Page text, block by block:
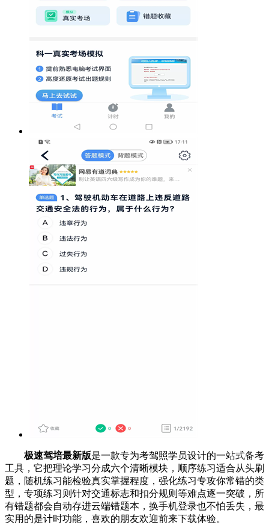
极速驾培最新版是一款专为考驾照学员设计的一站式备考
工具，它把理论学习分成六个清晰模块，顺序练习适合从头刷
题，随机练习能检验真实掌握程度，强化练习专攻你常错的类
型，专项练习则针对交通标志和扣分规则等难点逐一突破，所
有错题都会自动存进云端错题本，换手机登录也不怕丢失，最
实用的是计时功能，喜欢的朋友欢迎前来下载体验。